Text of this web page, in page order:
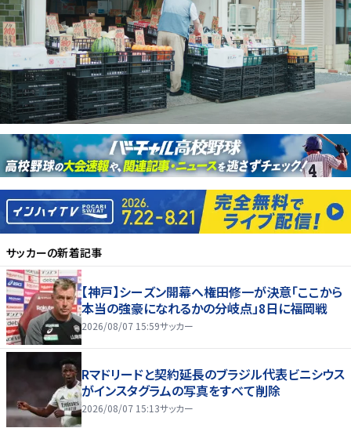
サッカーの新着記事
【神戸】シーズン開幕へ権田修一が決意「ここから
本当の強豪になれるかの分岐点」8日に福岡戦
2026/08/07 15:59サッカー
Rマドリードと契約延長のブラジル代表ビニシウス
がインスタグラムの写真をすべて削除
2026/08/07 15:13サッカー